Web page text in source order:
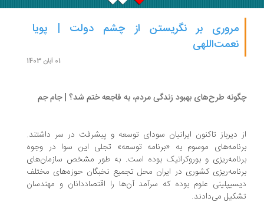
مروری بر نگریستن از چشم دولت | پویا
نعمت‌اللهی
طرح‌های بهبود زندگی مردم، به فاجعه ختم شد؟ | جام جم
دیرباز تاکنون ایرانیان سودای توسعه و پیشرفت در سر داشتند.
موسوم به «برنامه توسعه» تجلی این سوا در وجوه
و بوروکراتیک بوده است. به طور مشخص سازمان‌های
کشوری در ایران محل تجمیع نخبگان حوزه‌های مختلف
علوم بوده که سرآمد آن‌ها را اقتصاددانان و مهندسان
می‌دادند.